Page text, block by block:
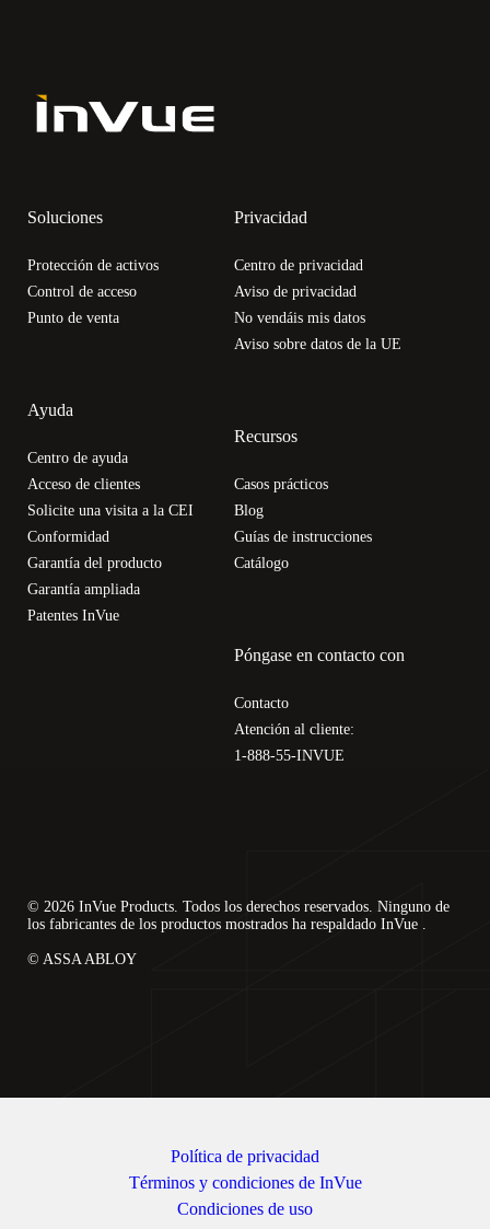
Soluciones
Protección de activos
Control de acceso
Punto de venta
Ayuda
Centro de ayuda
Acceso de clientes
Solicite una visita a la CEI
Conformidad
Garantía del producto
Garantía ampliada
Patentes InVue
Privacidad
Centro de privacidad
Aviso de privacidad
No vendáis mis datos
Aviso sobre datos de la UE
Recursos
Casos prácticos
Blog
Guías de instrucciones
Catálogo
Póngase en contacto con
Contacto
Atención al cliente:
1-888-55-INVUE
© 2026 InVue Products. Todos los derechos reservados. Ninguno de
los fabricantes de los productos mostrados ha respaldado InVue .
© ASSA ABLOY
Política de privacidad
Términos y condiciones de InVue
Condiciones de uso